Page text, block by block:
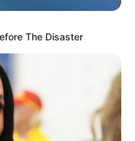
The Disaster